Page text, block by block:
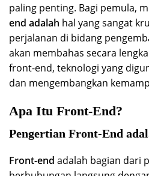
paling penting. Bagi pemula,
end adalah hal yang sangat
perjalanan di bidang
akan membahas secara
front-end, teknologi yang
dan mengembangkan
Apa Itu Front-End?
Pengertian Front-End
Front-end adalah bagian dari